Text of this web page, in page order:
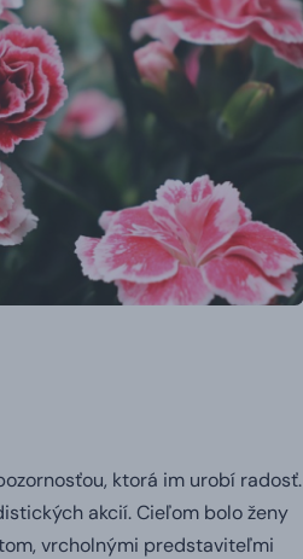
ktorá im urobí radosť.
akcií. Cieľom bolo ženy
vrcholnými predstaviteľmi